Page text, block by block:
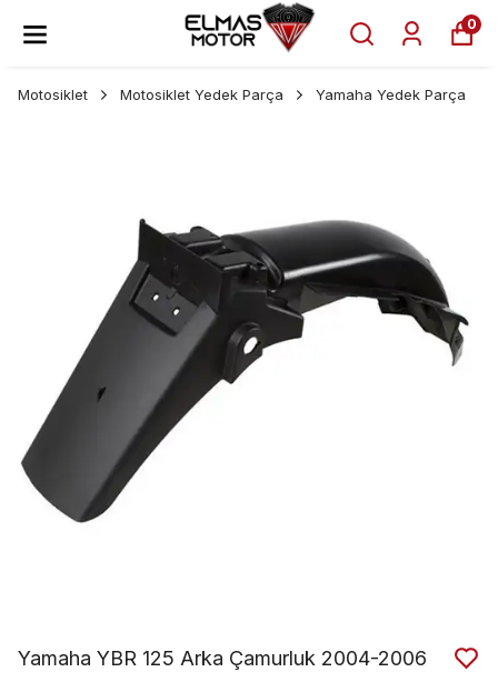
0
Motosiklet Motosiklet Yedek Parça Yamaha Yedek Parça
Yamaha YBR 125 Arka Çamurluk 2004-2006